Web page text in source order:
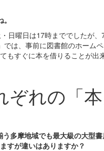
日曜日は17時まででしたが
では、事前に図書館のホーム
もすぐに本を借りることが出
ぞれの「
摩地域でも最大級の大型書
すが違いはありますか？